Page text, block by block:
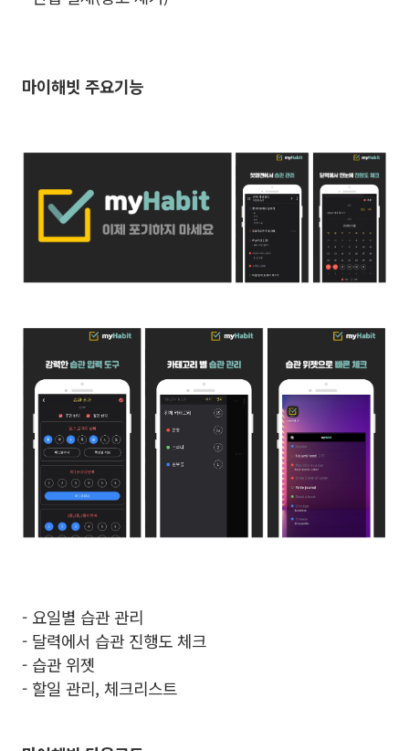
마이해빗 주요기능
- 요일별 습관 관리
- 달력에서 습관 진행도 체크
- 습관 위젯
- 할일 관리, 체크리스트